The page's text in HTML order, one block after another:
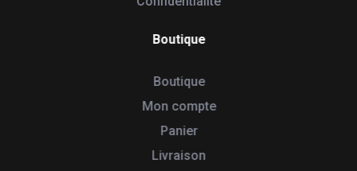
Boutique
Boutique
Mon compte
Panier
Livraison